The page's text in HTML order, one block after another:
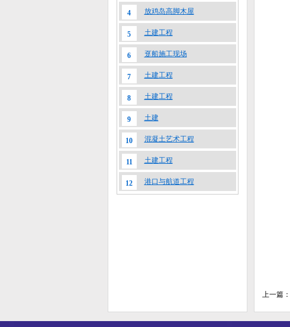
4 放鸡岛高脚木屋
5 土建工程
6 趸船施工现场
7 土建工程
8 土建工程
9 土建
10 混凝土艺术工程
11 土建工程
12 港口与航道工程
上一篇：